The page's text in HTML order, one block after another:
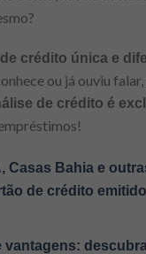
de crédito única e
ou já ouviu
de crédito é
Casas Bahia e
de crédito
vantagens: